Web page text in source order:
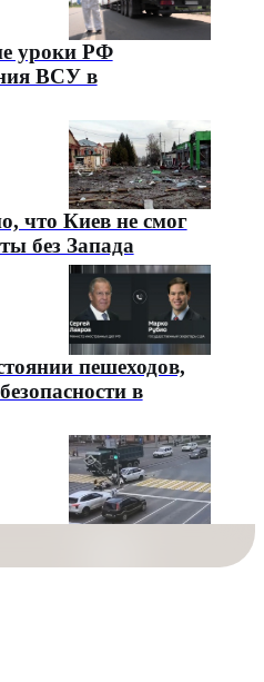
уроки РФ
ВСУ в
что Киев не смог
без Запада
пешеходов,
в